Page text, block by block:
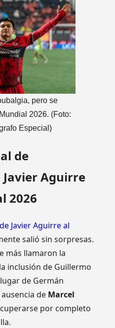
pero se
2026. (Foto:
Especial)
de
Javier Aguirre
2026
Javier Aguirre al
salió sin sorpresas.
más llamaron la
inclusión de Guillermo
de Germán
de Marcel
por completo